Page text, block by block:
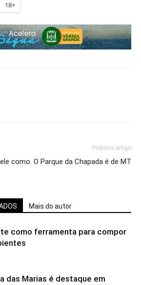
18+
como
Próximo artigo
O Parque da Chapada é de MT
Mais do autor
como ferramenta para compor
das Marias é destaque em